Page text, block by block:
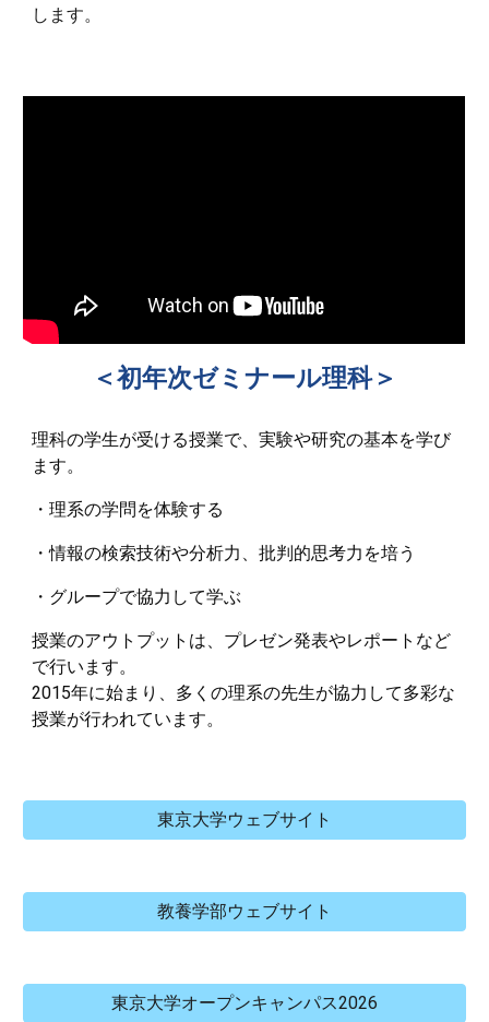
します。
＜初年次ゼミナール理科＞
理科の学生が受ける授業で、実験や研究の基本を学び
ます。
・理系の学問を体験する
・情報の検索技術や分析力、批判的思考力を培う
・グループで協力して学ぶ
授業のアウトプットは、プレゼン発表やレポートなど
で行います。
2015年に始まり、多くの理系の先生が協力して多彩な
授業が行われています。
東京大学ウェブサイト
教養学部ウェブサイト
東京大学オープンキャンパス2026